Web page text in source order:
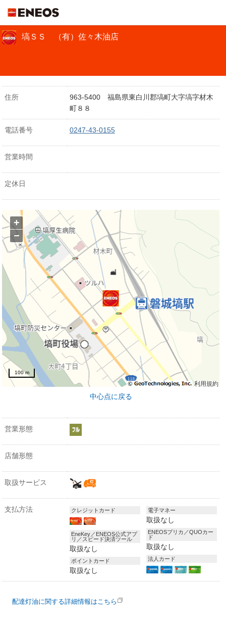
塙ＳＳ （有）佐々木油店
住所
963-5400 福島県東白川郡塙町大字塙字材木
町８８
電話番号 0247-43-0155
営業時間
定休日
利用規約
+
−
100 m
中心点に戻る
営業形態
店舗形態
取扱サービス
支払方法 クレジットカード
EneKey／ENEOS公式アプ
リ／スピード決済ツール
取扱なし
ポイントカード
取扱なし
電子マネー
取扱なし
ENEOSプリカ／QUOカー
ド
取扱なし
法人カード
配達灯油に関する詳細情報はこちら